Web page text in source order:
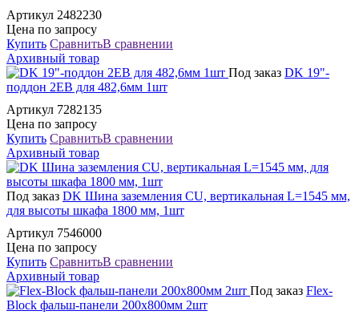
Артикул 2482230
Цена по запросу
Купить СравнитьВ сравнении
Архивный товар
Под заказ DK 19"-
поддон 2EB для 482,6мм 1шт
Артикул 7282135
Цена по запросу
Купить СравнитьВ сравнении
Архивный товар
Под заказ DK Шина заземления CU, вертикальная L=1545 мм,
для высоты шкафа 1800 мм, 1шт
Артикул 7546000
Цена по запросу
Купить СравнитьВ сравнении
Архивный товар
Под заказ Flex-
Block фальш-панели 200х800мм 2шт